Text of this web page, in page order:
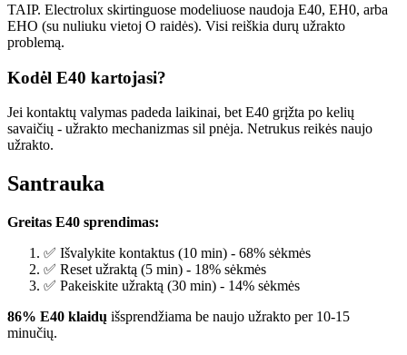
TAIP. Electrolux skirtinguose modeliuose naudoja E40, EH0, arba
EHO (su nuliuku vietoj O raidės). Visi reiškia durų užrakto
problemą.
Kodėl E40 kartojasi?
Jei kontaktų valymas padeda laikinai, bet E40 grįžta po kelių
savaičių - užrakto mechanizmas sil pnėja. Netrukus reikės naujo
užrakto.
Santrauka
Greitas E40 sprendimas:
✅ Išvalykite kontaktus (10 min) - 68% sėkmės
✅ Reset užraktą (5 min) - 18% sėkmės
✅ Pakeiskite užraktą (30 min) - 14% sėkmės
86% E40 klaidų išsprendžiama be naujo užrakto per 10-15
minučių.